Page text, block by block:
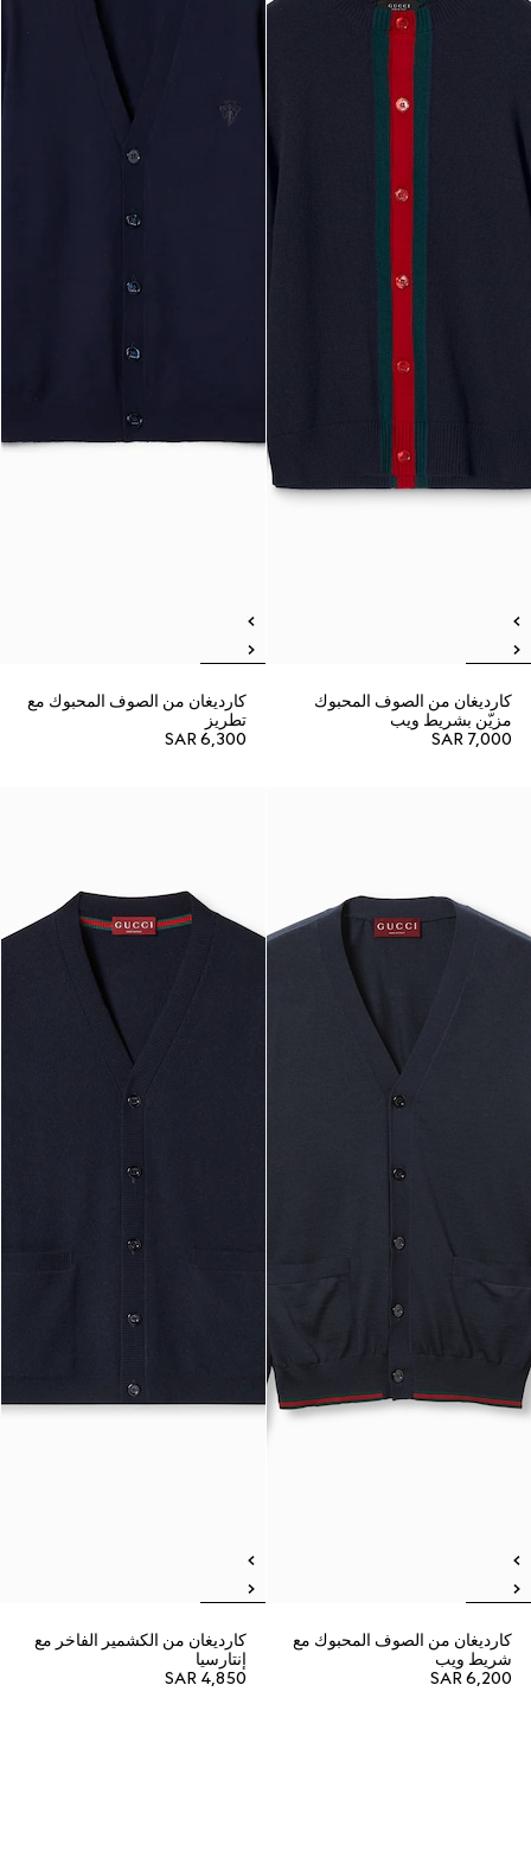
كارديغان من الصوف المحبوك
مزيّن بشريط ويب
SAR 7,000
كارديغان من الصوف المحبوك مع
تطريز
SAR 6,300
كارديغان من الصوف المحبوك مع
شريط ويب
SAR 6,200
كارديغان من الكشمير الفاخر مع
إنتارسيا
SAR 4,850